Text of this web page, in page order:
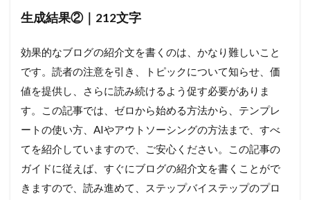
生成結果②｜212文字
効果的なブログの紹介文を書くのは、かなり難しいこと
です。読者の注意を引き、トピックについて知らせ、価
値を提供し、さらに読み続けるよう促す必要がありま
す。この記事では、ゼロから始める方法から、テンプレ
ートの使い方、AIやアウトソーシングの方法まで、すべ
てを紹介していますので、ご安心ください。この記事の
ガイドに従えば、すぐにブログの紹介文を書くことがで
きますので、読み進めて、ステップバイステップのプロ